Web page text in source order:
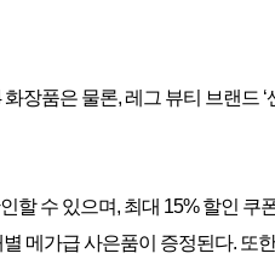
품은 물론, 레그 뷰티 브랜드 ‘
수 있으며, 최대 15% 할인
메가급 사은품이 증정된다.